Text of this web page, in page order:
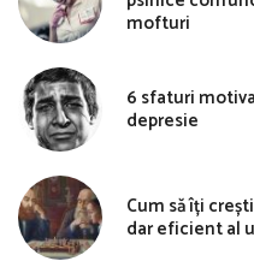
mofturi
6 sfaturi
depresie
Cum să îți
dar eficient al